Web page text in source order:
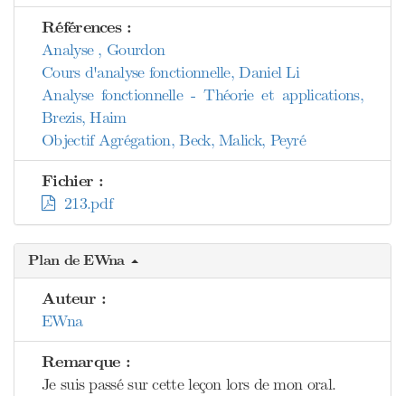
Références :
Analyse , Gourdon
Cours d'analyse fonctionnelle, Daniel Li
Analyse fonctionnelle - Théorie et applications,
Brezis, Haim
Objectif Agrégation, Beck, Malick, Peyré
Fichier :
213.pdf
Plan de EWna
Auteur :
EWna
Remarque :
Je suis passé sur cette leçon lors de mon oral.